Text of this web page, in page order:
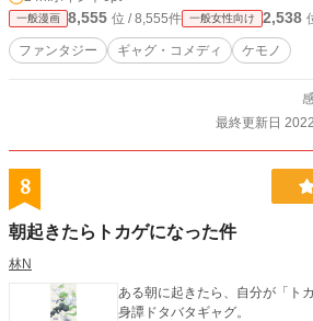
一般漫画 8,555 位 / 8,555件 一般女性向け 2,538
ファンタジー ギャグ・コメディ ケモノ
最終更新日
8
朝起きたらトカゲになった件
林N
ある朝に起きたら、自分が「ト
身譚ドタバタギャグ。